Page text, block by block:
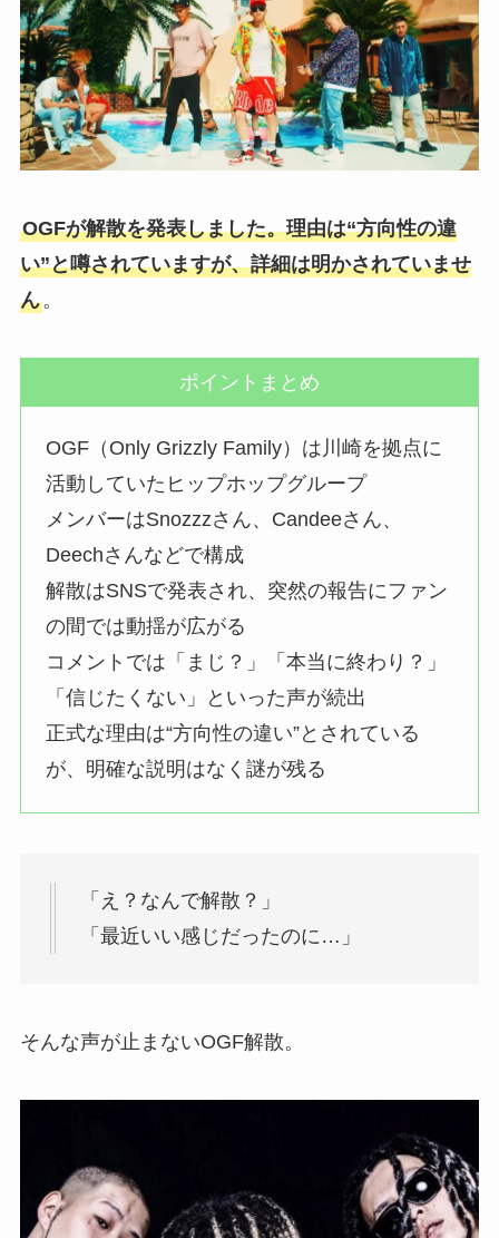
OGFが解散を発表しました。理由は“方向性の違
い”と噂されていますが、詳細は明かされていませ
ん。
ポイントまとめ
OGF（Only Grizzly Family）は川崎を拠点に
活動していたヒップホップグループ
メンバーはSnozzzさん、Candeeさん、
Deechさんなどで構成
解散はSNSで発表され、突然の報告にファン
の間では動揺が広がる
コメントでは「まじ？」「本当に終わり？」
「信じたくない」といった声が続出
正式な理由は“方向性の違い”とされている
が、明確な説明はなく謎が残る
「え？なんで解散？」
「最近いい感じだったのに…」
そんな声が止まないOGF解散。